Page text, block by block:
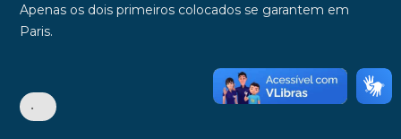
Apenas os dois primeiros colocados se garantem em
Paris.
•